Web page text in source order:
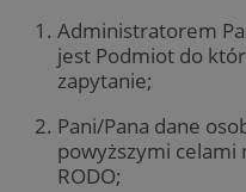
Administratorem
jest Podmiot do
zapytanie;
Pani/Pana dane
powyższymi celami
RODO;